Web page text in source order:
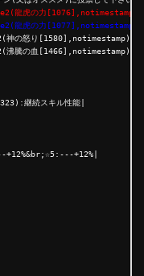
龍虎の力
龍虎の力
の怒り
騰の血
継続スキル性能|
+12%|